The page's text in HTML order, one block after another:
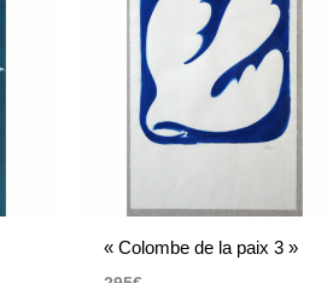
« Colombe de la paix 3 »